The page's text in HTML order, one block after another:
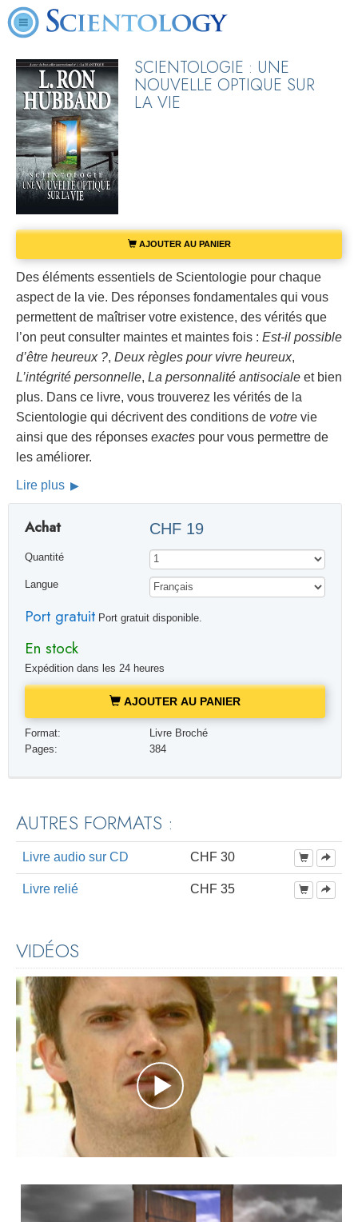
SCIENTOLOGIE : UNE
NOUVELLE OPTIQUE SUR
LA VIE
AJOUTER AU PANIER
Des éléments essentiels de Scientologie pour chaque
aspect de la vie. Des réponses fondamentales qui vous
permettent de maîtriser votre existence, des vérités que
l’on peut consulter maintes et maintes fois : Est-il possible
d’être heureux ?, Deux règles pour vivre heureux,
L’intégrité personnelle, La personnalité antisociale et bien
plus. Dans ce livre, vous trouverez les vérités de la
Scientologie qui décrivent des conditions de votre vie
ainsi que des réponses exactes pour vous permettre de
les améliorer.
Lire plus
Achat CHF 19
Quantité
Langue
Port gratuitPort gratuit disponible.
En stock
Expédition dans les 24 heures
AJOUTER AU PANIER
Format:
Livre Broché
Pages:
384
AUTRES FORMATS :
Livre audio sur CD CHF 30
Livre relié CHF 35
VIDÉOS